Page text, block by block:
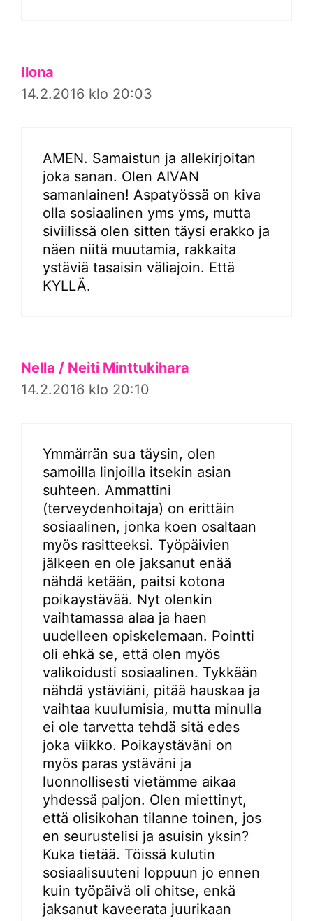
Ilona
14.2.2016 klo 20:03
AMEN. Samaistun ja allekirjoitan
joka sanan. Olen AIVAN
samanlainen! Aspatyössä on kiva
olla sosiaalinen yms yms, mutta
siviilissä olen sitten täysi erakko ja
näen niitä muutamia, rakkaita
ystäviä tasaisin väliajoin. Että
KYLLÄ.
Nella / Neiti Minttukihara
14.2.2016 klo 20:10
Ymmärrän sua täysin, olen
samoilla linjoilla itsekin asian
suhteen. Ammattini
(terveydenhoitaja) on erittäin
sosiaalinen, jonka koen osaltaan
myös rasitteeksi. Työpäivien
jälkeen en ole jaksanut enää
nähdä ketään, paitsi kotona
poikaystävää. Nyt olenkin
vaihtamassa alaa ja haen
uudelleen opiskelemaan. Pointti
oli ehkä se, että olen myös
valikoidusti sosiaalinen. Tykkään
nähdä ystäviäni, pitää hauskaa ja
vaihtaa kuulumisia, mutta minulla
ei ole tarvetta tehdä sitä edes
joka viikko. Poikaystäväni on
myös paras ystäväni ja
luonnollisesti vietämme aikaa
yhdessä paljon. Olen miettinyt,
että olisikohan tilanne toinen, jos
en seurustelisi ja asuisin yksin?
Kuka tietää. Töissä kulutin
sosiaalisuuteni loppuun jo ennen
kuin työpäivä oli ohitse, enkä
jaksanut kaveerata juurikaan